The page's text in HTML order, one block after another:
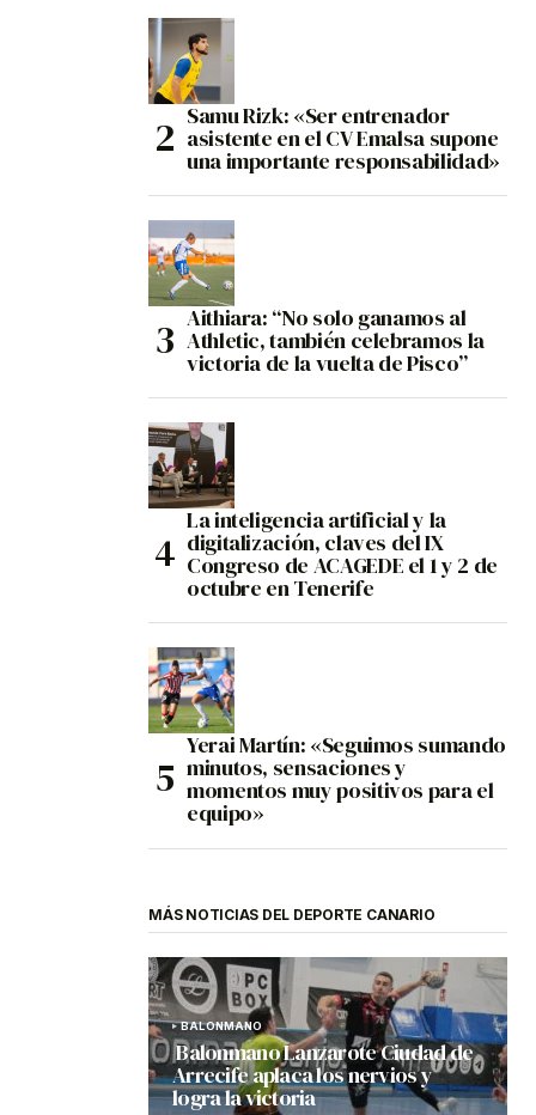
Samu Rizk: «Ser entrenador
asistente en el CV Emalsa supone
una importante responsabilidad»
Aithiara: “No solo ganamos al
Athletic, también celebramos la
victoria de la vuelta de Pisco”
La inteligencia artificial y la
digitalización, claves del IX
Congreso de ACAGEDE el 1 y 2 de
octubre en Tenerife
Yerai Martín: «Seguimos sumando
minutos, sensaciones y
momentos muy positivos para el
equipo»
MÁS NOTICIAS DEL DEPORTE CANARIO
BALONMANO
Balonmano Lanzarote Ciudad de
Arrecife aplaca los nervios y
logra la victoria